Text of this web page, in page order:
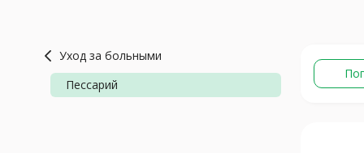
Уход за больными
Пессарий